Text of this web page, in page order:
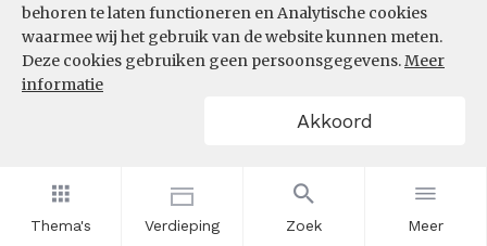
Thema's Verdieping Zoek Meer
behoren te laten functioneren en Analytische cookies
waarmee wij het gebruik van de website kunnen meten.
Deze cookies gebruiken geen persoonsgegevens.Meer
informatie
Akkoord
Bron:CBS(25-06-2026)